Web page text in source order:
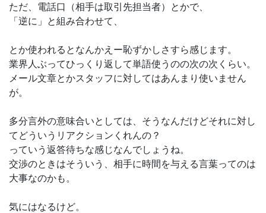
ただ、電話口（相手は取引先担当者）とかで、
「逆に」と組み合わせて、
とか使われるとなんかえー恥ずかしさすら感じます。
業界人ぶってひっくり返して単語使うのの次の次くらい。
メール文章とかスタッフに対してはあんまり使いません
が。
多分言外の意味合いとしては、そうなんだけどそれに対し
てどういうリアクションくれんの？
っていう返答待ちな感じなんでしょうね。
交渉のときはそういう、相手に時間を与える言葉ってのは
大事なのかも。
気にはなるけど。